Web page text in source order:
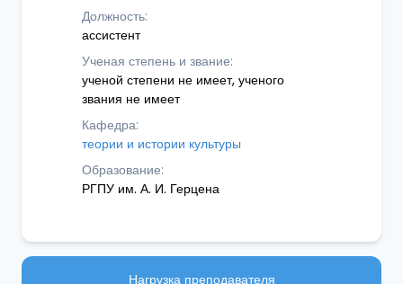
Должность:
ассистент
Ученая степень и звание:
ученой степени не имеет, ученого
звания не имеет
Кафедра:
теории и истории культуры
Образование:
РГПУ им. А. И. Герцена
Нагрузка преподавателя